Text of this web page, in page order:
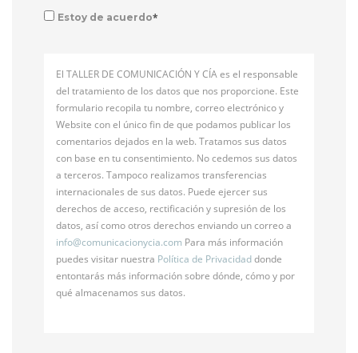
Estoy de acuerdo*
El TALLER DE COMUNICACIÓN Y CÍA es el responsable
del tratamiento de los datos que nos proporcione. Este
formulario recopila tu nombre, correo electrónico y
Website con el único fin de que podamos publicar los
comentarios dejados en la web. Tratamos sus datos
con base en tu consentimiento. No cedemos sus datos
a terceros. Tampoco realizamos transferencias
internacionales de sus datos. Puede ejercer sus
derechos de acceso, rectificación y supresión de los
datos, así como otros derechos enviando un correo a
info@comunicacionycia.com Para más información
puedes visitar nuestra Política de Privacidaddonde
entontarás más información sobre dónde, cómo y por
qué almacenamos sus datos.